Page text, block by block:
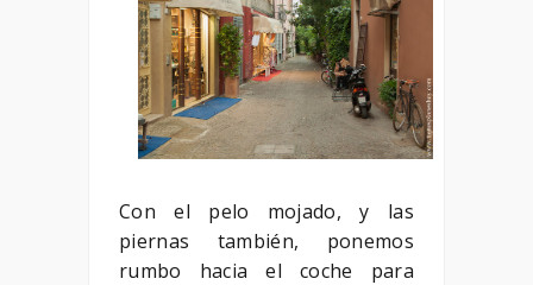
Con el pelo mojado, y las
piernas también, ponemos
rumbo hacia el coche para